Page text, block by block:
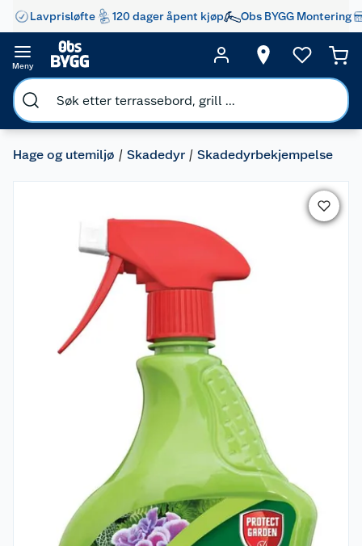
Lavprisløfte 120 dager åpent kjøp Obs BYGG Montering
Meny
Hage og utemiljø Skadedyr Skadedyrbekjempelse